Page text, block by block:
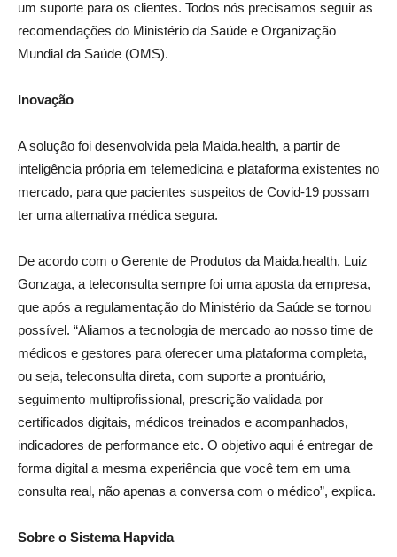
um suporte para os clientes. Todos nós precisamos seguir as
recomendações do Ministério da Saúde e Organização
Mundial da Saúde (OMS).
Inovação
A solução foi desenvolvida pela Maida.health, a partir de
inteligência própria em telemedicina e plataforma existentes no
mercado, para que pacientes suspeitos de Covid-19 possam
ter uma alternativa médica segura.
De acordo com o Gerente de Produtos da Maida.health, Luiz
Gonzaga, a teleconsulta sempre foi uma aposta da empresa,
que após a regulamentação do Ministério da Saúde se tornou
possível. “Aliamos a tecnologia de mercado ao nosso time de
médicos e gestores para oferecer uma plataforma completa,
ou seja, teleconsulta direta, com suporte a prontuário,
seguimento multiprofissional, prescrição validada por
certificados digitais, médicos treinados e acompanhados,
indicadores de performance etc. O objetivo aqui é entregar de
forma digital a mesma experiência que você tem em uma
consulta real, não apenas a conversa com o médico”, explica.
Sobre o Sistema Hapvida